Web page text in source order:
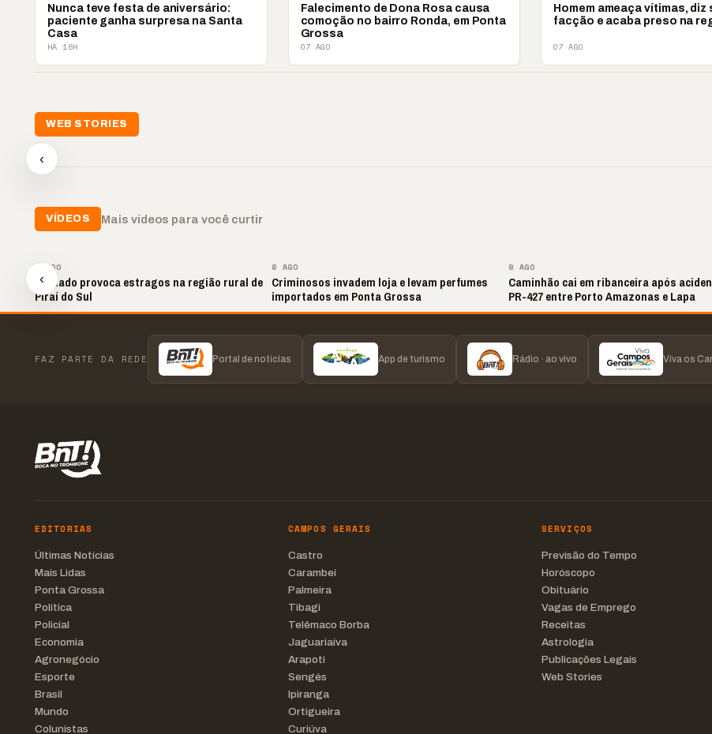
PONTA GROSSA
Nunca teve festa de aniversário:
paciente ganha surpresa na Santa
Casa
HÁ 16H
PONTA GROSSA
Falecimento de Dona Rosa causa
comoção no bairro Ronda, em Ponta
Grossa
07 AGO
PONTA GROSSA
Homem ameaça vítimas, diz
facção e acaba preso na
07 AGO
WEB STORIES
‹
📢💜 Agosto Lilás
reforça combate à
violência contra a
mulher
VÍDEOS Mais vídeos para você curtir
‹
8 AGO
Tornado provoca estragos na região rural de
Piraí do Sul
8 AGO
Criminosos invadem loja e levam perfumes
importados em Ponta Grossa
8 AGO
Caminhão cai em ribanceira após
PR-427 entre Porto Amazonas e Lapa
FAZ PARTE DA REDE Portal de notícias App de turismo Rádio · ao vivo Viva os
EDITORIAS
Últimas Notícias
Mais Lidas
Ponta Grossa
Política
Policial
Economia
Agronegócio
Esporte
Brasil
Mundo
Colunistas
CAMPOS GERAIS
Castro
Carambeí
Palmeira
Tibagi
Telêmaco Borba
Jaguariaíva
Arapoti
Sengés
Ipiranga
Ortigueira
Curiúva
SERVIÇOS
Previsão do Tempo
Horóscopo
Obituário
Vagas de Emprego
Receitas
Astrologia
Publicações Legais
Web Stories